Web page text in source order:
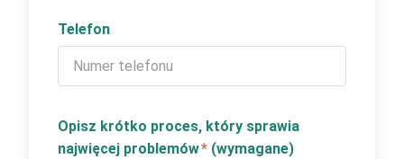
Telefon
Opisz krótko proces, który sprawia
najwięcej problemów* (wymagane)